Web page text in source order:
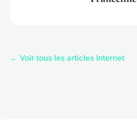
← Voir tous les articles Internet